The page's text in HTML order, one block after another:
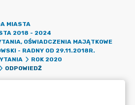
MIASTA
2018 - 2024
OŚWIADCZENIA MAJĄTKOWE
- RADNY OD 29.11.2018R.
ROK 2020
ODPOWIEDŹ